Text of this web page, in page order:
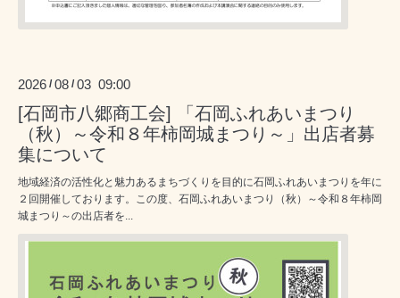
2026 /08 /03 09:00
[石岡市八郷商工会] 「石岡ふれあいまつり
（秋）～令和８年柿岡城まつり～」出店者募
集について
地域経済の活性化と魅力あるまちづくりを目的に石岡ふれあいまつりを年に
２回開催しております。この度、石岡ふれあいまつり（秋）～令和８年柿岡
城まつり～の出店者を...